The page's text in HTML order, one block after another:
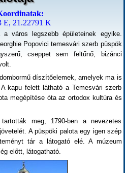
E, 21.22791 K
város legszebb épületeinek egyike.
Popovici temesvári szerb püspök
cseppet sem feltűnő, bizánci
díszítőelemek, amelyek ma is
kapu felett látható a Temesvári szerb
megépítése óta az ortodox kultúra és
meg, 1790-ben a nevezetes
A püspöki palota egy igen szép
tár a látogató elé. A múzeum
előtt, látogatható.